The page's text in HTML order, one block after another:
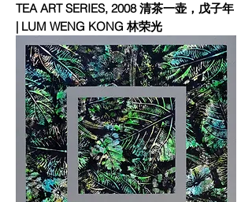
TEA ART SERIES, 2008 清茶一壶，戊子年
| LUM WENG KONG 林荣光